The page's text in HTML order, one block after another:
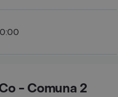
- Comuna 2